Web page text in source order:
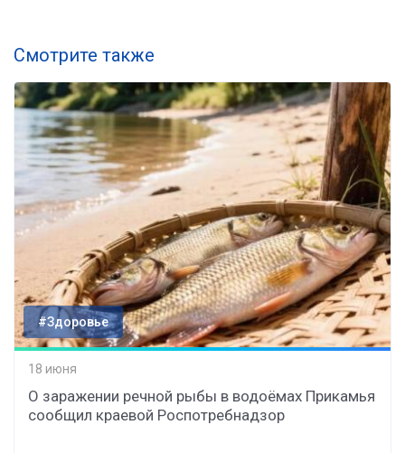
Смотрите также
#Здоровье
18 июня
О заражении речной рыбы в водоёмах Прикамья
сообщил краевой Роспотребнадзор